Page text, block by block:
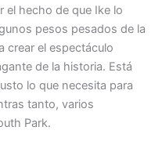
el hecho de que Ike lo
pesos pesados ​​de la
crear el espectáculo
de la historia. Está
lo que necesita para
tanto, varios
Park.